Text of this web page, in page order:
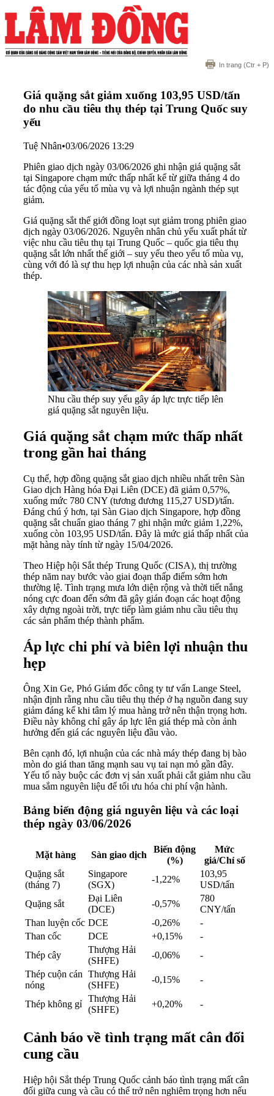
In trang (Ctr + P)
Giá quặng sắt giảm xuống 103,95 USD/tấn
do nhu cầu tiêu thụ thép tại Trung Quốc suy
yếu
Tuệ Nhân•03/06/2026 13:29
Phiên giao dịch ngày 03/06/2026 ghi nhận giá quặng sắt
tại Singapore chạm mức thấp nhất kể từ giữa tháng 4 do
tác động của yếu tố mùa vụ và lợi nhuận ngành thép sụt
giảm.
Giá quặng sắt thế giới đồng loạt sụt giảm trong phiên giao
dịch ngày 03/06/2026. Nguyên nhân chủ yếu xuất phát từ
việc nhu cầu tiêu thụ tại Trung Quốc – quốc gia tiêu thụ
quặng sắt lớn nhất thế giới – suy yếu theo yếu tố mùa vụ,
cùng với đó là sự thu hẹp lợi nhuận của các nhà sản xuất
thép.
Nhu cầu thép suy yếu gây áp lực trực tiếp lên
giá quặng sắt nguyên liệu.
Giá quặng sắt chạm mức thấp nhất
trong gần hai tháng
Cụ thể, hợp đồng quặng sắt giao dịch nhiều nhất trên Sàn
Giao dịch Hàng hóa Đại Liên (DCE) đã giảm 0,57%,
xuống mức 780 CNY (tương đương 115,27 USD)/tấn.
Đáng chú ý hơn, tại Sàn Giao dịch Singapore, hợp đồng
quặng sắt chuẩn giao tháng 7 ghi nhận mức giảm 1,22%,
xuống còn 103,95 USD/tấn. Đây là mức giá thấp nhất của
mặt hàng này tính từ ngày 15/04/2026.
Theo Hiệp hội Sắt thép Trung Quốc (CISA), thị trường
thép năm nay bước vào giai đoạn thấp điểm sớm hơn
thường lệ. Tình trạng mưa lớn diện rộng và thời tiết nắng
nóng cực đoan đến sớm đã gây gián đoạn các hoạt động
xây dựng ngoài trời, trực tiếp làm giảm nhu cầu tiêu thụ
các sản phẩm thép thành phẩm.
Áp lực chi phí và biên lợi nhuận thu
hẹp
Ông Xin Ge, Phó Giám đốc công ty tư vấn Lange Steel,
nhận định rằng nhu cầu tiêu thụ thép ở hạ nguồn đang suy
giảm đáng kể khi tâm lý mua hàng trở nên thận trọng hơn.
Điều này không chỉ gây áp lực lên giá thép mà còn ảnh
hưởng đến giá các nguyên liệu đầu vào.
Bên cạnh đó, lợi nhuận của các nhà máy thép đang bị bào
mòn do giá than tăng mạnh sau vụ tai nạn mỏ gần đây.
Yếu tố này buộc các đơn vị sản xuất phải cắt giảm nhu cầu
mua sắm nguyên liệu để tối ưu hóa chi phí vận hành.
Bảng biến động giá nguyên liệu và các loại
thép ngày 03/06/2026
Mặt hàng Sàn giao dịch
Biến động
(%)
Mức
giá/Chỉ số
Quặng sắt
(tháng 7)
Singapore
(SGX)
-1,22%
103,95
USD/tấn
Quặng sắt
Đại Liên
(DCE)
-0,57%
780
CNY/tấn
Than luyện cốc DCE -0,26%
-
Than cốc
DCE +0,15%
-
Thép cây
Thượng Hải
(SHFE)
-0,06%
-
Thép cuộn cán
nóng
Thượng Hải
(SHFE)
-0,15% -
Thép không gỉ
Thượng Hải
(SHFE)
+0,20% -
Cảnh báo về tình trạng mất cân đối
cung cầu
Hiệp hội Sắt thép Trung Quốc cảnh báo tình trạng mất cân
đối giữa cung và cầu có thể trở nên nghiêm trọng hơn nếu